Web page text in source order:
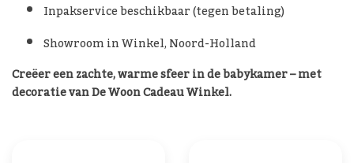
Inpakservice beschikbaar (tegen betaling)
Showroom in Winkel, Noord-Holland
Creëer een zachte, warme sfeer in de babykamer – met
decoratie van De Woon Cadeau Winkel.